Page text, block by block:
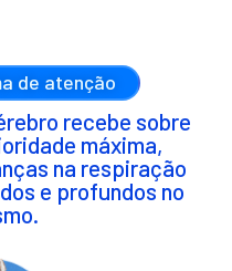
de atenção
recebe sobre
máxima,
na respiração
e profundos no